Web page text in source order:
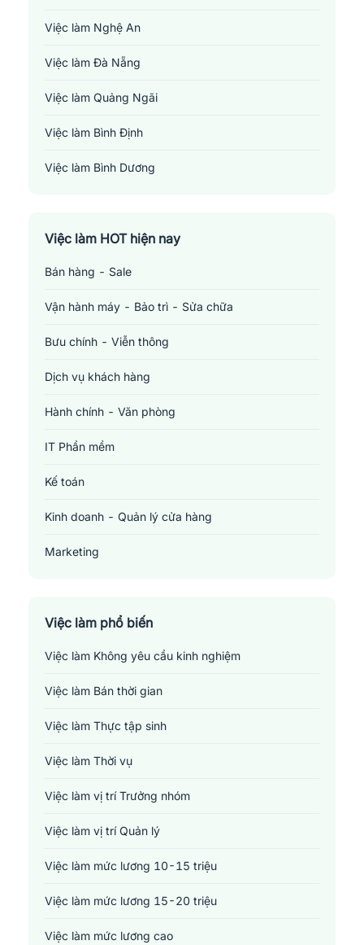
Việc làm Nghệ An
Việc làm Đà Nẵng
Việc làm Quảng Ngãi
Việc làm Bình Định
Việc làm Bình Dương
Việc làm TP. Hồ Chí Minh
Việc làm Cần Thơ
Việc làm HOT hiện nay
Bán hàng - Sale
Vận hành máy - Bảo trì - Sửa chữa
Bưu chính - Viễn thông
Dịch vụ khách hàng
Hành chính - Văn phòng
IT Phần mềm
Kế toán
Kinh doanh - Quản lý cửa hàng
Marketing
Tài chính - Đầu tư - Chứng khoán
Xây dựng
Y tế - Chăm sóc sức khỏe
Việc làm phổ biến
Việc làm Không yêu cầu kinh nghiệm
Việc làm Bán thời gian
Việc làm Thực tập sinh
Việc làm Thời vụ
Việc làm vị trí Trưởng nhóm
Việc làm vị trí Quản lý
Việc làm mức lương 10-15 triệu
Việc làm mức lương 15-20 triệu
Việc làm mức lương cao